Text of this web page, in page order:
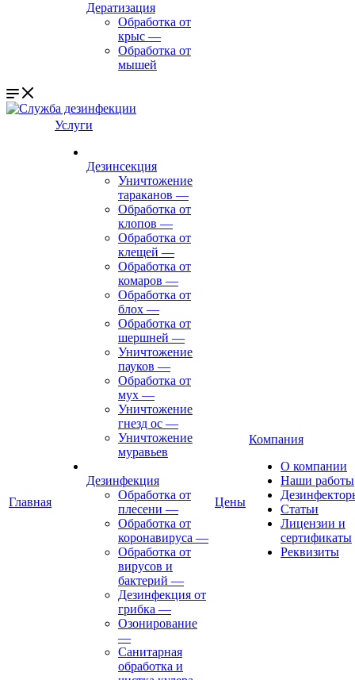
Дератизация
Обработка от
крыс —
Обработка от
мышей
Главная
Услуги
Дезинсекция
Уничтожение
тараканов —
Обработка от
клопов —
Обработка от
клещей —
Обработка от
комаров —
Обработка от
блох —
Обработка от
шершней —
Уничтожение
пауков —
Обработка от
мух —
Уничтожение
гнезд ос —
Уничтожение
муравьев
Дезинфекция
Обработка от
плесени —
Обработка от
коронавируса —
Обработка от
вирусов и
бактерий —
Дезинфекция от
грибка —
Озонирование
—
Санитарная
обработка и
Цены
Компания
О компании
Наши работы
Статьи
Лицензии и
сертификаты
Реквизиты